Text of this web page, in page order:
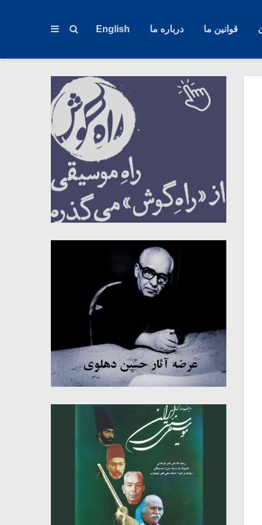
قوانین ما درباره ما English
میکلوش روژا